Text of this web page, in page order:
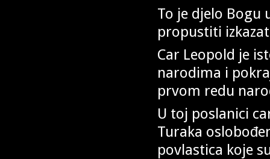
To je djelo Bogu
propustiti
Car Leopold je
narodima i
prvom redu
U toj poslanici
Turaka
povlastica koje